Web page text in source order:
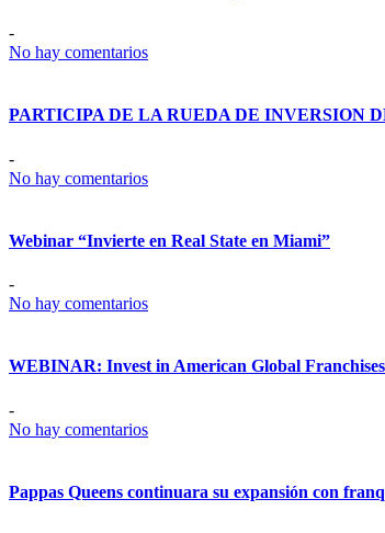
-
No hay comentarios
PARTICIPA DE LA RUEDA DE INVERSION
-
No hay comentarios
Webinar “Invierte en Real State en Miami”
-
No hay comentarios
WEBINAR: Invest in American Global
-
No hay comentarios
Pappas Queens continuara su expansión con